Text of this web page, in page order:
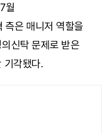
월
측은 매니저 역할을
신탁 문제로 받은
기각됐다.